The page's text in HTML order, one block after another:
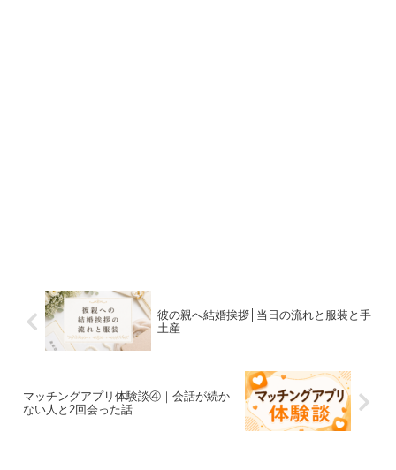
彼の親へ結婚挨拶│当日の流れと服装と手
土産
マッチングアプリ体験談④｜会話が続か
ない人と2回会った話